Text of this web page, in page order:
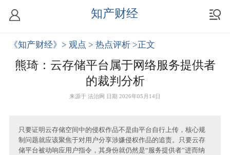
知产财经
《知产财经》 > 观点 > 热点评析 >正文
熊琦：云存储平台属于网络服务提供者
的裁判分析
来源于 法治网 日期 2026年05月14日
只要证明云存储空间中的侵权作品不是由平台自行上传，核心规
制问题就应该聚焦于对用户分享涉嫌侵权作品的追责。只要云存
储平台被动响应用户指令，其身份就仍然是“服务提供者”进而纳